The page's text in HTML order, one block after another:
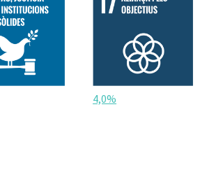
4,0%